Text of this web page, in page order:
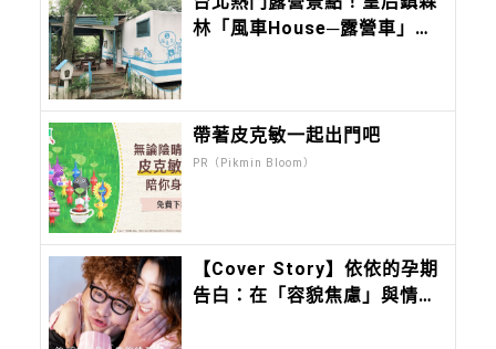
林「風車House─露營車」適
帶著皮克敏一起出門吧
PR（Pikmin Bloom）
【Cover Story】依依的孕期
告白：在「容貌焦慮」與情緒